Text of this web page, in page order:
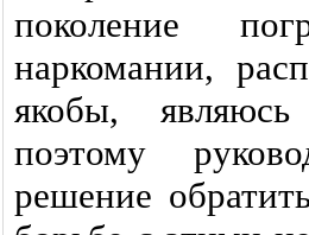
поколение
наркомании,
якобы,
поэтому
решение